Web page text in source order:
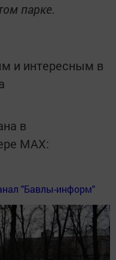
парке.
и интересным в
в
MАХ:
"Бавлы-информ"